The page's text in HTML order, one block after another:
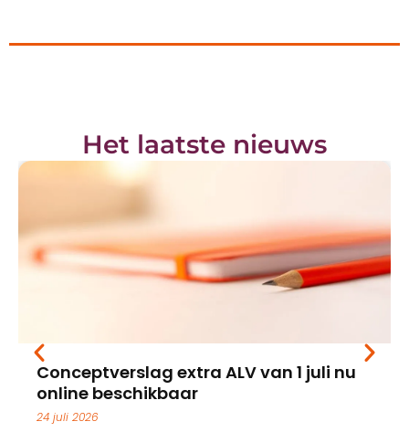
Het laatste nieuws
Conceptverslag extra ALV van 1 juli nu
online beschikbaar
24 juli 2026